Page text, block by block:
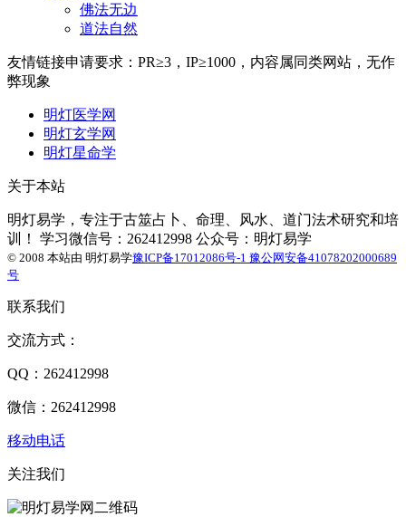
佛法无边
道法自然
友情链接申请要求：PR≥3，IP≥1000，内容属同类网站，无作
弊现象
明灯医学网
明灯玄学网
明灯星命学
关于本站
明灯易学，专注于古筮占卜、命理、风水、道门法术研究和培
训！ 学习微信号：262412998 公众号：明灯易学
© 2008 本站由 明灯易学豫ICP备17012086号-1 豫公网安备41078202000689
号
联系我们
交流方式：
QQ：262412998
微信：262412998
移动电话
关注我们